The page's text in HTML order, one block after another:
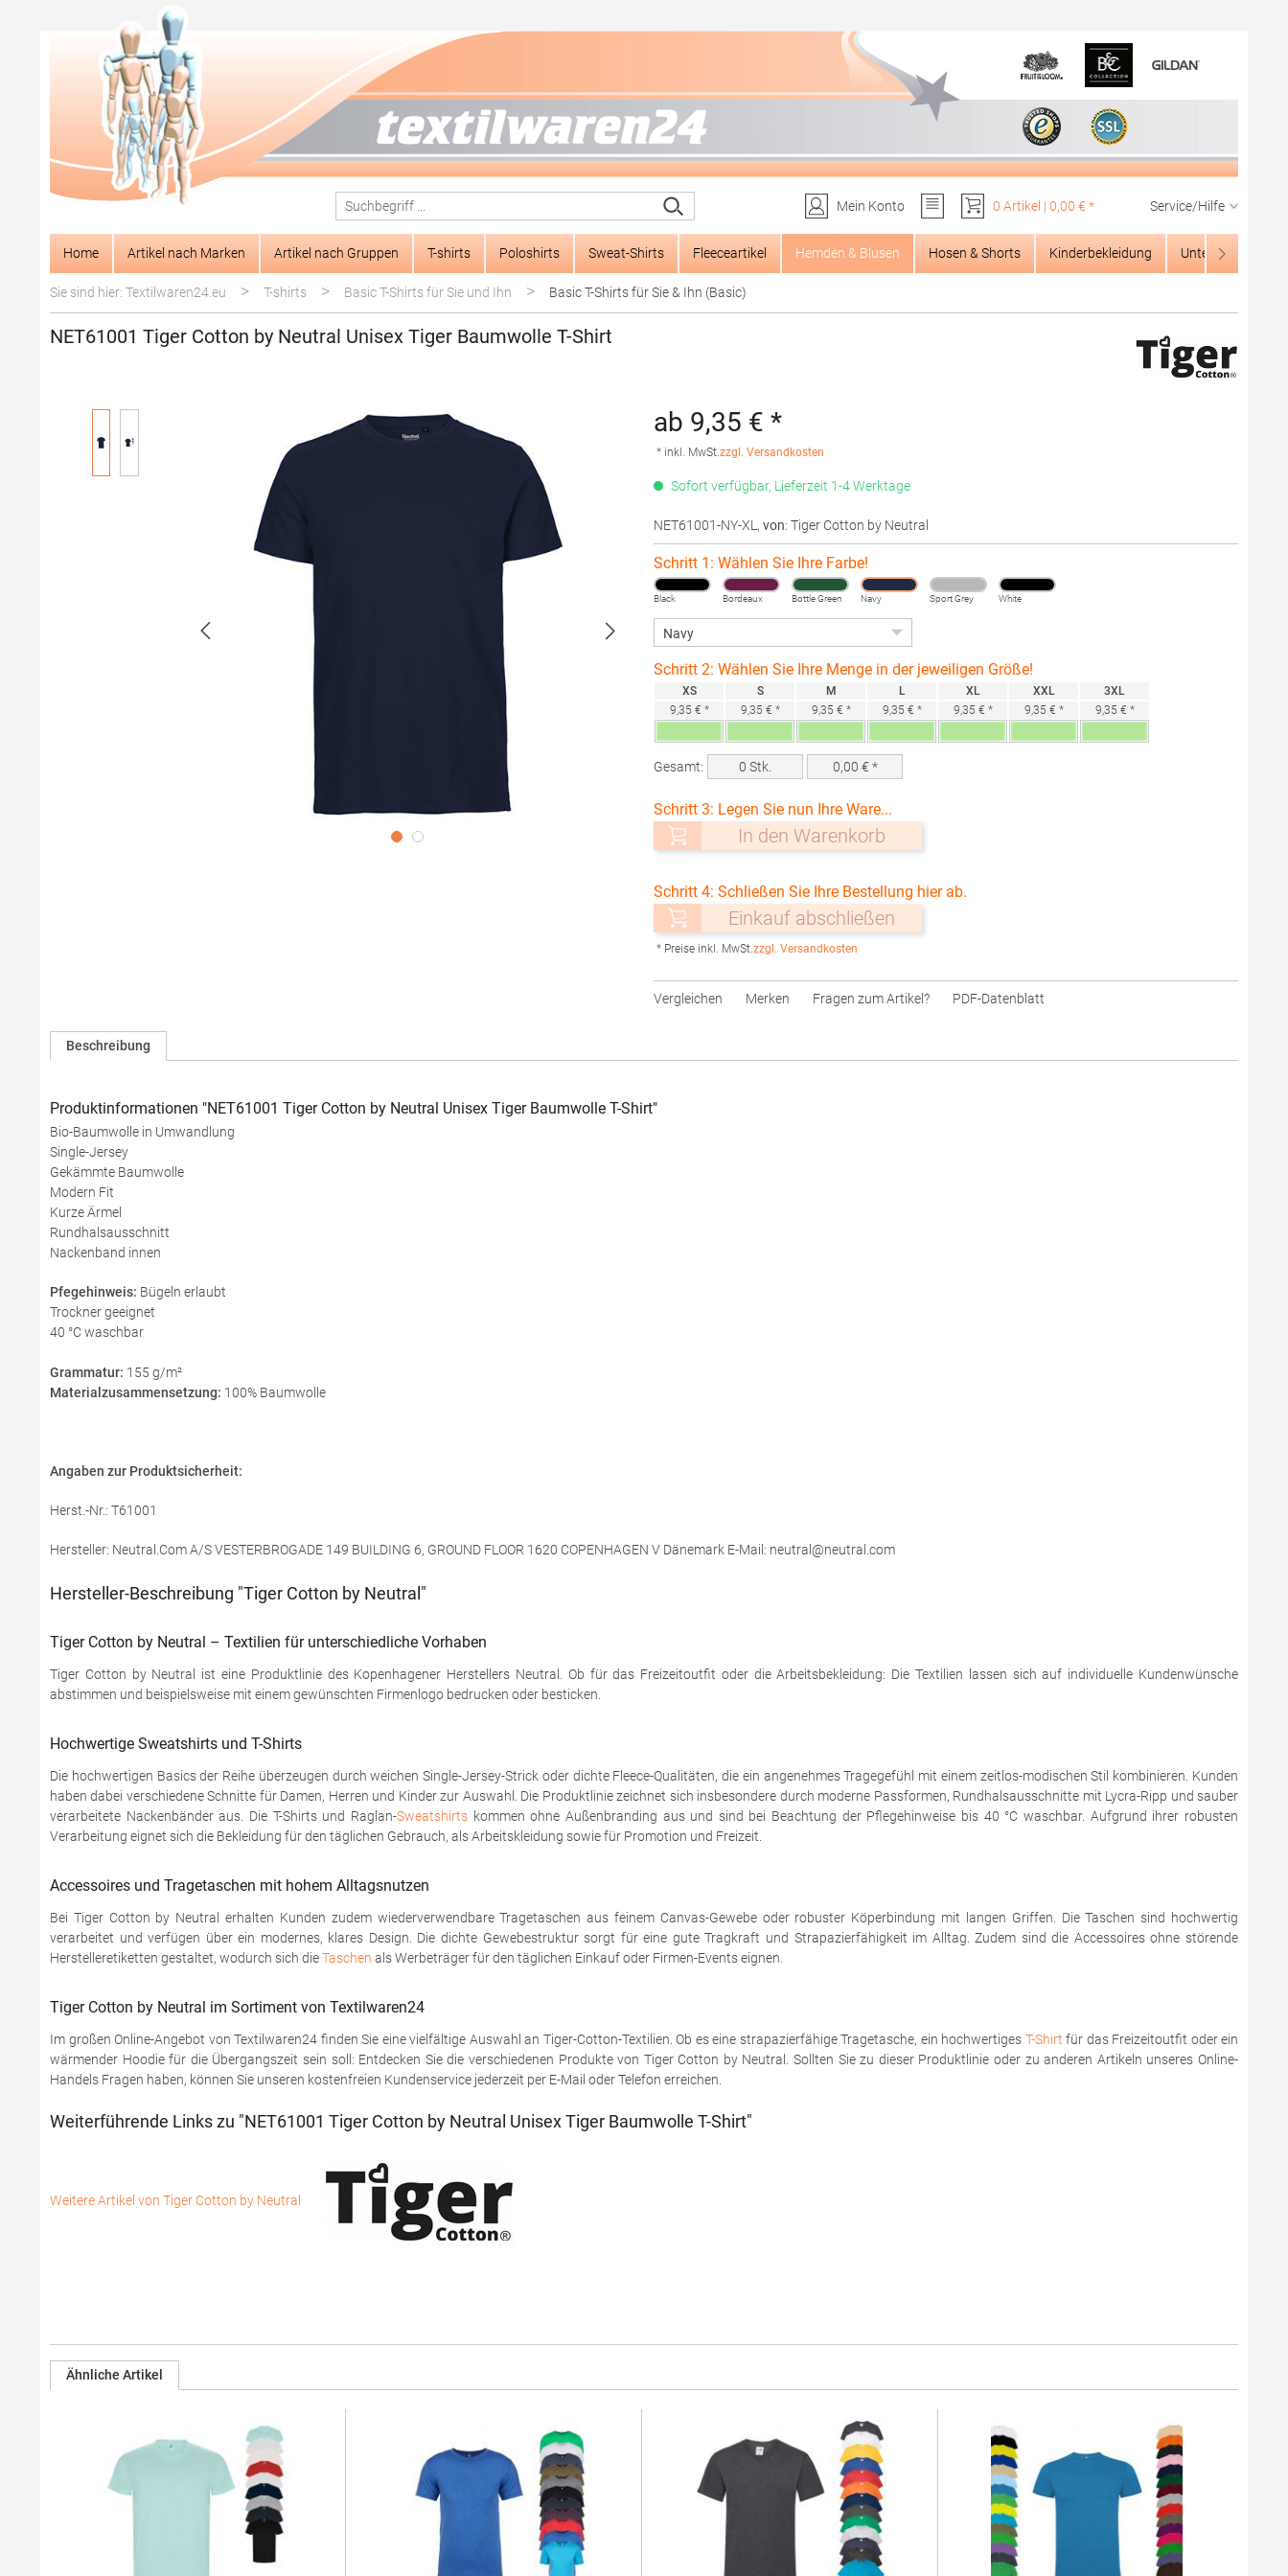
Zur Hauptnavigation springen
Mein Konto
0 Artikel | 0,00 € * Service/Hilfe
Home Artikel nach Marken Artikel nach Gruppen T-shirts Poloshirts Sweat-Shirts Fleeceartikel Hemden & Blusen Hosen & Shorts Kinderbekleidung Unterwäsche
Sie sind hier: Textilwaren24.eu > T-shirts > Basic T-Shirts für Sie und Ihn > Basic T-Shirts für Sie & Ihn (Basic)
NET61001 Tiger Cotton by Neutral Unisex Tiger Baumwolle T-Shirt
ab 9,35 € *
* inkl. MwSt.zzgl. Versandkosten
Sofort verfügbar, Lieferzeit 1-4 Werktage
NET61001-NY-XL , von: Tiger Cotton by Neutral
Schritt 1: Wählen Sie Ihre Farbe!
Black Bordeaux Bottle Green Navy Sport Grey White
Schritt 2: Wählen Sie Ihre Menge in der jeweiligen Größe!
XS
9,35 € *
S
9,35 € *
M
9,35 € *
L
9,35 € *
XL
9,35 € *
XXL
9,35 € *
3XL
9,35 € *
Gesamt: 0 Stk. 0,00 € *
Schritt 3: Legen Sie nun Ihre Ware...
In den Warenkorb
Schritt 4: Schließen Sie Ihre Bestellung hier ab.
Einkauf abschließen
* Preise inkl. MwSt.zzgl. Versandkosten
Vergleichen Merken Fragen zum Artikel? PDF-Datenblatt
Beschreibung
Produktinformationen "NET61001 Tiger Cotton by Neutral Unisex Tiger Baumwolle T-Shirt"
Bio-Baumwolle in Umwandlung
Single-Jersey
Gekämmte Baumwolle
Modern Fit
Kurze Ärmel
Rundhalsausschnitt
Nackenband innen
Pfegehinweis: Bügeln erlaubt
Trockner geeignet
40 °C waschbar
Grammatur: 155 g/m²
Materialzusammensetzung: 100% Baumwolle
Angaben zur Produktsicherheit:
Herst.-Nr.: T61001
Hersteller: Neutral.Com A/S VESTERBROGADE 149 BUILDING 6, GROUND FLOOR 1620 COPENHAGEN V Dänemark E-Mail: neutral@neutral.com
Hersteller-Beschreibung "Tiger Cotton by Neutral"
Tiger Cotton by Neutral – Textilien für unterschiedliche Vorhaben
Tiger Cotton by Neutral ist eine Produktlinie des Kopenhagener Herstellers Neutral. Ob für das Freizeitoutfit oder die Arbeitsbekleidung: Die Textilien lassen sich auf individuelle Kundenwünsche
abstimmen und beispielsweise mit einem gewünschten Firmenlogo bedrucken oder besticken.
Hochwertige Sweatshirts und T-Shirts
Die hochwertigen Basics der Reihe überzeugen durch weichen Single-Jersey-Strick oder dichte Fleece-Qualitäten, die ein angenehmes Tragegefühl mit einem zeitlos-modischen Stil kombinieren. Kunden
haben dabei verschiedene Schnitte für Damen, Herren und Kinder zur Auswahl. Die Produktlinie zeichnet sich insbesondere durch moderne Passformen, Rundhalsausschnitte mit Lycra-Ripp und sauber
verarbeitete Nackenbänder aus. Die T-Shirts und Raglan-Sweatshirtskommen ohne Außenbranding aus und sind bei Beachtung der Pflegehinweise bis 40 °C waschbar. Aufgrund ihrer robusten
Verarbeitung eignet sich die Bekleidung für den täglichen Gebrauch, als Arbeitskleidung sowie für Promotion und Freizeit.
Accessoires und Tragetaschen mit hohem Alltagsnutzen
Bei Tiger Cotton by Neutral erhalten Kunden zudem wiederverwendbare Tragetaschen aus feinem Canvas-Gewebe oder robuster Köperbindung mit langen Griffen. Die Taschen sind hochwertig
verarbeitet und verfügen über ein modernes, klares Design. Die dichte Gewebestruktur sorgt für eine gute Tragkraft und Strapazierfähigkeit im Alltag. Zudem sind die Accessoires ohne störende
Herstelleretiketten gestaltet, wodurch sich dieTaschen als Werbeträger für den täglichen Einkauf oder Firmen-Events eignen.
Tiger Cotton by Neutral im Sortiment von Textilwaren24
Im großen Online-Angebot von Textilwaren24 finden Sie eine vielfältige Auswahl an Tiger-Cotton-Textilien. Ob es eine strapazierfähige Tragetasche, ein hochwertiges T-Shirt für das Freizeitoutfit oder ein
wärmender Hoodie für die Übergangszeit sein soll: Entdecken Sie die verschiedenen Produkte von Tiger Cotton by Neutral. Sollten Sie zu dieser Produktlinie oder zu anderen Artikeln unseres Online-
Handels Fragen haben, können Sie unseren kostenfreien Kundenservice jederzeit per E-Mail oder Telefon erreichen.
Weiterführende Links zu "NET61001 Tiger Cotton by Neutral Unisex Tiger Baumwolle T-Shirt"
Weitere Artikel von Tiger Cotton by Neutral
Ähnliche Artikel